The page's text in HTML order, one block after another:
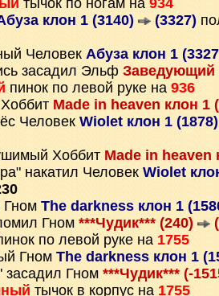
тычок по ногам на 934
клон 1 (3140) (3327)
Человек Абуза клон 1
засадил Эльф Заведующий
пинок по левой руке на 936
Made in heaven клон 1
Человек Wiolet клон 1
Хоббит Made in heaven
накатил Человек Wiolet
The darkness клон 1
Гном ***Чудик*** (240)
по левой руке на 1755
Гном The darkness клон 1
засадил Гном ***Чудик*** (-
тычок в корпус на 1755